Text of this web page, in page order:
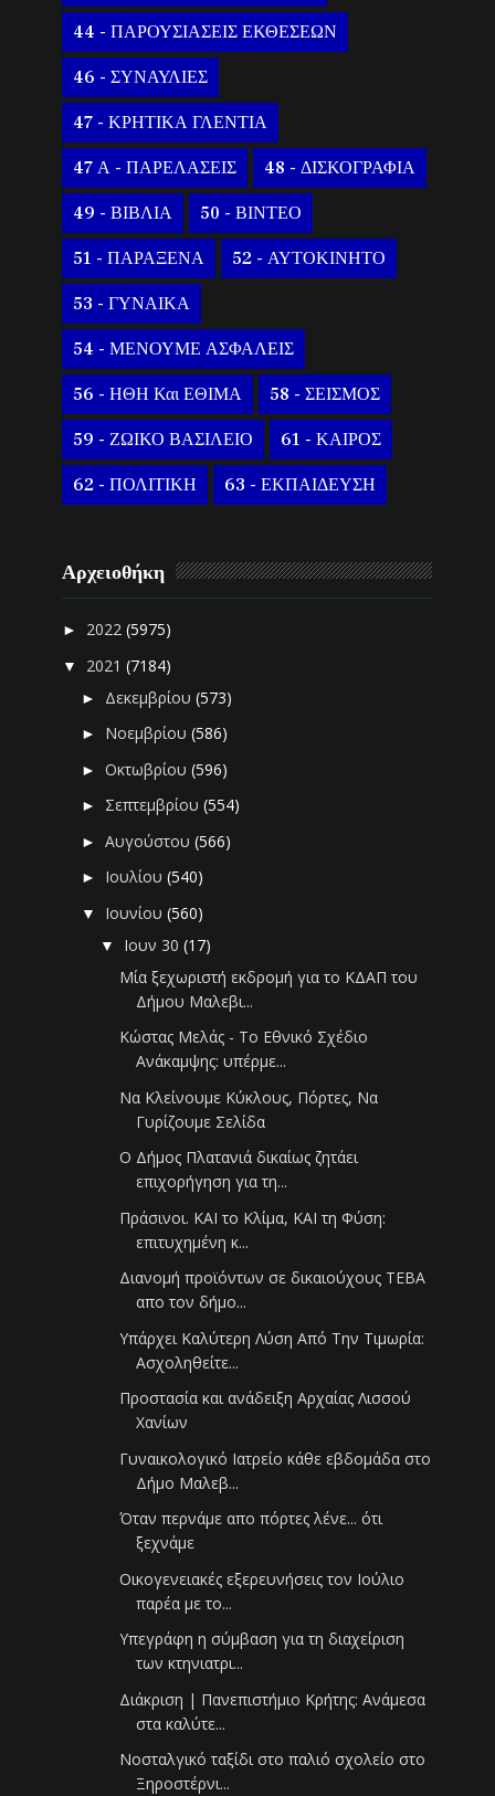
44 - ΠΑΡΟΥΣΙΑΣΕΙΣ ΕΚΘΕΣΕΩΝ
46 - ΣΥΝΑΥΛΙΕΣ
47 - ΚΡΗΤΙΚΑ ΓΛΕΝΤΙΑ
47 Α - ΠΑΡΕΛΑΣΕΙΣ 48 - ΔΙΣΚΟΓΡΑΦΙΑ
49 - ΒΙΒΛΙΑ 50 - ΒΙΝΤΕΟ
51 - ΠΑΡΑΞΕΝΑ 52 - ΑΥΤΟΚΙΝΗΤΟ
53 - ΓΥΝΑΙΚΑ
54 - ΜΕΝΟΥΜΕ ΑΣΦΑΛΕΙΣ
56 - ΗΘΗ Και ΕΘΙΜΑ 58 - ΣΕΙΣΜΟΣ
59 - ΖΩΙΚΟ ΒΑΣΙΛΕΙΟ 61 - ΚΑΙΡΟΣ
62 - ΠΟΛΙΤΙΚΗ 63 - ΕΚΠΑΙΔΕΥΣΗ
Αρχειοθήκη
► 2022(5975)
▼ 2021(7184)
► Δεκεμβρίου(573)
► Νοεμβρίου(586)
►Οκτωβρίου(596)
► Σεπτεμβρίου(554)
►Αυγούστου(566)
► Ιουλίου(540)
▼ Ιουνίου(560)
▼ Ιουν 30(17)
Μία ξεχωριστή εκδρομή για το ΚΔΑΠ του
Δήμου Μαλεβι...
Κώστας Μελάς - Το Εθνικό Σχέδιο
Ανάκαμψης: υπέρμε...
Να Κλείνουμε Κύκλους, Πόρτες, Να
Γυρίζουμε Σελίδα
Ο Δήμος Πλατανιά δικαίως ζητάει
επιχορήγηση για τη...
Πράσινοι. ΚΑΙ το Κλίμα, ΚΑΙ τη Φύση:
επιτυχημένη κ...
Διανομή προϊόντων σε δικαιούχους ΤΕΒΑ
απο τον δήμο...
Υπάρχει Καλύτερη Λύση Από Την Τιμωρία:
Ασχοληθείτε...
Προστασία και ανάδειξη Αρχαίας Λισσού
Χανίων
Γυναικολογικό Ιατρείο κάθε εβδομάδα στο
Δήμο Μαλεβ...
Όταν περνάμε απο πόρτες λένε... ότι
ξεχνάμε
Οικογενειακές εξερευνήσεις τον Ιούλιο
παρέα με το...
Υπεγράφη η σύμβαση για τη διαχείριση
των κτηνιατρι...
Διάκριση | Πανεπιστήμιο Κρήτης: Ανάμεσα
στα καλύτε...
Νοσταλγικό ταξίδι στο παλιό σχολείο στο
Ξηροστέρνι...